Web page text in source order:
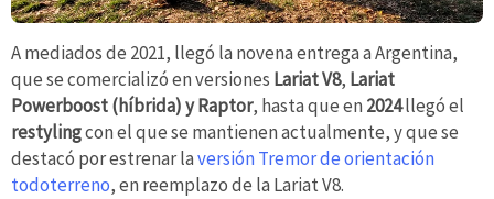
A mediados de 2021, llegó la novena entrega a Argentina,
que se comercializó en versiones Lariat V8, Lariat
Powerboost (híbrida) y Raptor, hasta que en 2024llegó el
restylingcon el que se mantienen actualmente, y que se
destacó por estrenar laversión Tremor de orientación
todoterreno, en reemplazo de la Lariat V8.